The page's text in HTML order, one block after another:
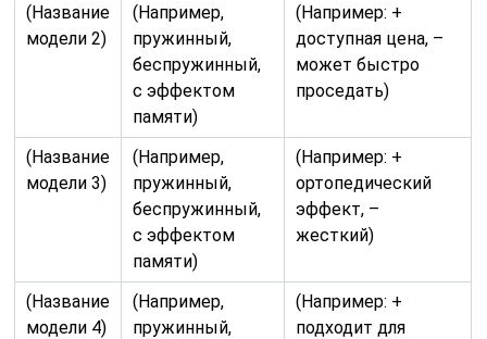
(Название
модели 2)
(Например,
пружинный,
беспружинный,
с эффектом
памяти)
(Например: +
доступная цена, –
может быстро
проседать)
(Название
модели 3)
(Например,
пружинный,
беспружинный,
с эффектом
памяти)
(Например: +
ортопедический
эффект, –
жесткий)
(Название
модели 4)
(Например,
пружинный,
(Например: +
подходит для